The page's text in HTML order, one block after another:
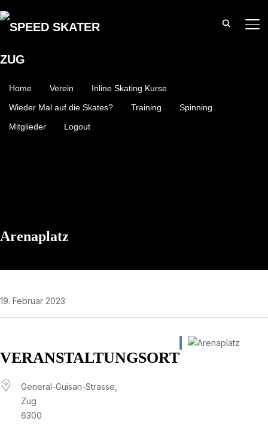
Home Verein
Inline Skating Kurse
Wieder Mal auf die Skates?
Training
Spinning
Mitglieder
Logout
Arenaplatz
19. Februar 2023
VERANSTALTUNGSORT
General-Guisan-Strasse,
Zug
6300